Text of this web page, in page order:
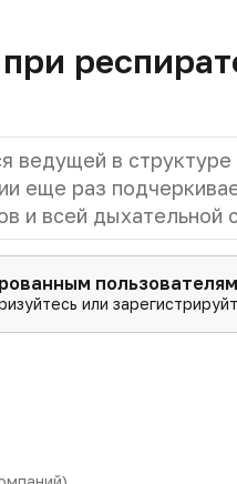
ведущей в
еще раз
и всей дыхательной
пользователям
или